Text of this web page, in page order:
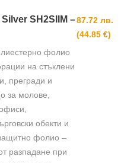
SH2SIIM –
фолио
на стъклени
прегради и
за молове,
обекти и
фолио –
разпадане при
87.72 лв.
(44.85 €)